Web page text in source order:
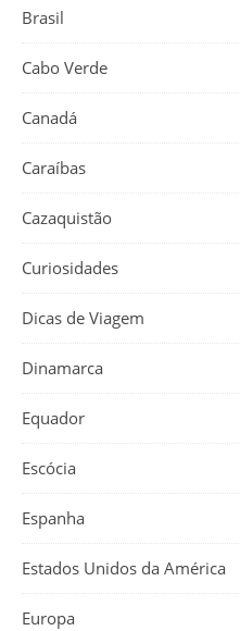
Brasil
Cabo Verde
Canadá
Caraíbas
Cazaquistão
Curiosidades
Dicas de Viagem
Dinamarca
Equador
Escócia
Espanha
Estados Unidos da América
Europa